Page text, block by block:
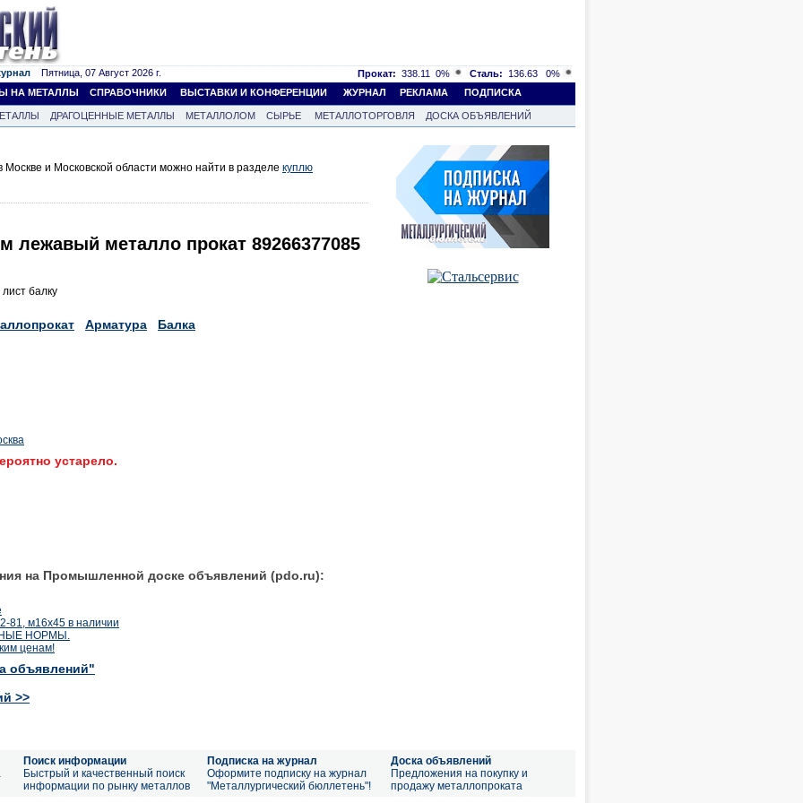
Пятница, 07 Август 2026 г. Прокат: 338.11 0% Сталь: 136.63
0%
НА МЕТАЛЛЫ
СПРАВОЧНИКИ ВЫСТАВКИ И КОНФЕРЕНЦИИ ЖУРНАЛ РЕКЛАМА ПОДПИСКА
ДРАГОЦЕННЫЕ МЕТАЛЛЫ МЕТАЛЛОЛОМ СЫРЬЕ МЕТАЛЛОТОРГОВЛЯ ДОСКА ОБЪЯВЛЕНИЙ
и Московской области можно найти в разделе куплю
лежавый металло прокат 89266377085
балку
Арматура Балка
устарело.
на Промышленной доске объявлений (pdo.ru):
81, м16х45 в наличии
НОРМЫ.
ценам!
объявлений"
>>
Поиск информации
Быстрый и качественный поиск
информации по рынку металлов
Подписка на журнал
Оформите подписку на журнал
"Металлургический бюллетень"!
Доска объявлений
Предложения на покупку и
продажу металлопроката